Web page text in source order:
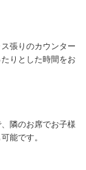
張りのカウンター
りとした時間をお
隣のお席でお子様
能です。